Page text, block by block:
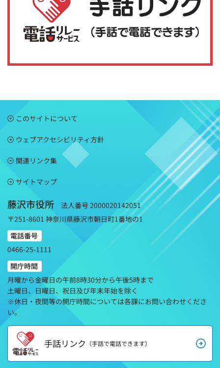
このサイトについて
ウェブアクセシビリティ方針
関連リンク集
サイトマップ
藤沢市役所
法人番号 2000020142051
〒251-8601 神奈川県藤沢市朝日町1番地の1
電話番号
0466-25-1111
開庁時間
月曜から金曜日の午前8時30分から午後5時まで
土曜日、日曜日、祝日及び年末年始を除く
※休日・夜間等の開庁時間については各課にお問い合わせくださ
い。
手話リンク （手話で電話できます）